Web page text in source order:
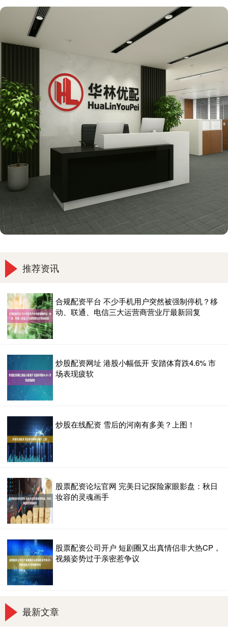
推荐资讯
合规配资平台 不少手机用户突然被强制停机？移
动、联通、电信三大运营商营业厅最新回复
炒股配资网址 港股小幅低开 安踏体育跌4.6% 市
场表现疲软
炒股在线配资 雪后的河南有多美？上图！
股票配资论坛官网 完美日记探险家眼影盘：秋日
妆容的灵魂画手
股票配资公司开户 短剧圈又出真情侣非大热CP，
视频姿势过于亲密惹争议
最新文章